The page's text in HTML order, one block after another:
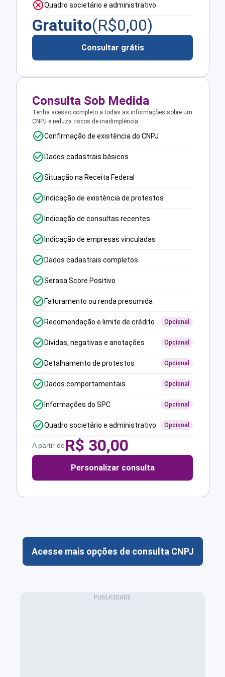
Quadro societário e administrativo
Gratuito(R$0,00)
Consultar grátis
Consulta Sob Medida
Tenha acesso completo a todas as informações sobre um
CNPJ e reduza riscos de inadimplência.
Confirmação de existência do CNPJ
Dados cadastrais básicos
Situação na Receita Federal
Indicação de existência de protestos
Indicação de consultas recentes
Indicação de empresas vinculadas
Dados cadastrais completos
Serasa Score Positivo
Faturamento ou renda presumida
Recomendação e limite de crédito Opcional
Dívidas, negativas e anotações Opcional
Detalhamento de protestos Opcional
Dados comportamentais Opcional
Informações do SPC Opcional
Quadro societário e administrativo Opcional
A partir deR$ 30,00
Personalizar consulta
Acesse mais opções de consulta CNPJ